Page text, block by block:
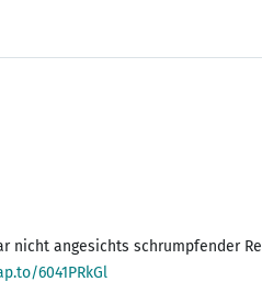
angesichts schrumpfender
6041PRkGl